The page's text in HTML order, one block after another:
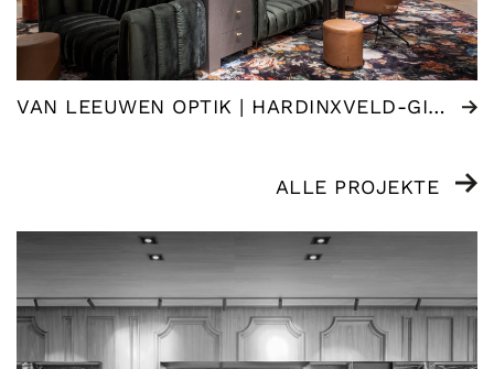
VAN LEEUWEN OPTIK | HARDINXVELD-GIESSENDAM (NL)
ALLE PROJEKTE